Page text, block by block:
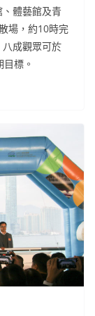
體藝館及青
場，約10時完
成觀眾可於
標。